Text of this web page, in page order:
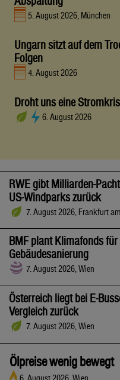
5. August 2026, München
Ungarn sitzt auf dem
Folgen
4. August 2026
Droht uns eine
6. August 2026
RWE gibt Milliarden-
US-Windparks zurück
7. August 2026, Frankfurt
BMF plant Klimafonds für
Gebäudesanierung
7. August 2026, Wien
Österreich liegt bei E-
Vergleich zurück
7. August 2026, Wien
Ölpreise wenig bewegt